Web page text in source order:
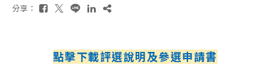
分享：
點擊下載評選說明及參選申請書